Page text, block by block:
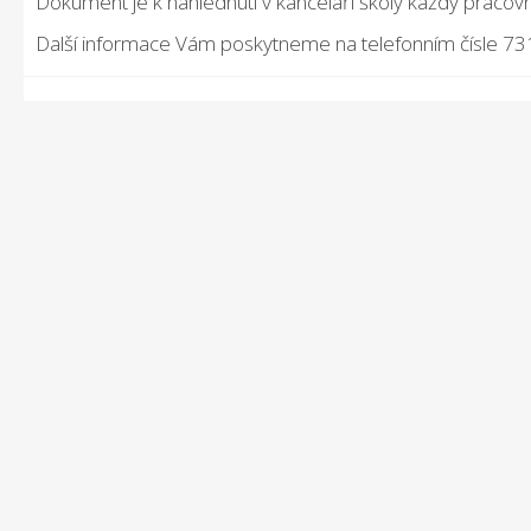
Další informace Vám poskytneme na telefonním čísle